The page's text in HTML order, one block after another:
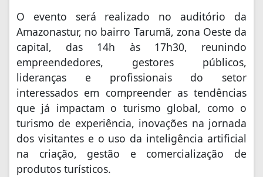
O evento será realizado no auditório da
Amazonastur, no bairro Tarumã, zona Oeste da
capital, das 14h às 17h30, reunindo
empreendedores, gestores públicos,
lideranças e profissionais do setor
interessados em compreender as tendências
que já impactam o turismo global, como o
turismo de experiência, inovações na jornada
dos visitantes e o uso da inteligência artificial
na criação, gestão e comercialização de
produtos turísticos.